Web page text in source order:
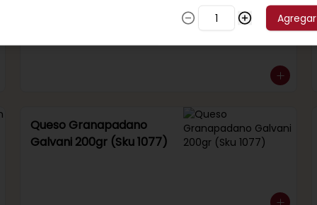
Queso Granapadano
Galvani 200gr (Sku 1077)
Agregar